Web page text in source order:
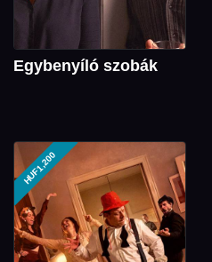
Egybenyíló szobák
HUF1,200